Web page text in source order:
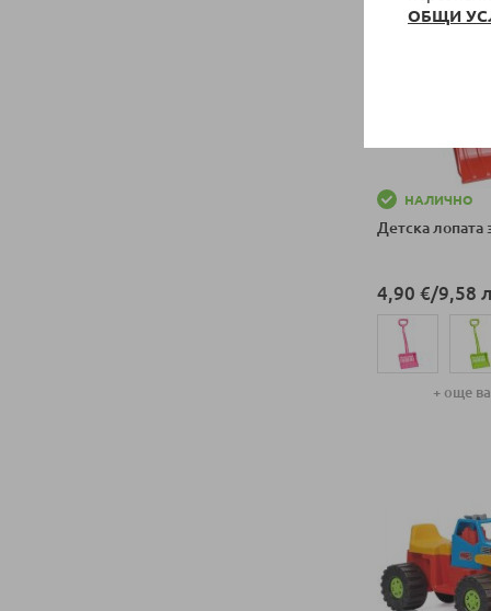
ОБЩИ
НАЛИЧНО
Детска лопата
4,90 €/9,58
+ още